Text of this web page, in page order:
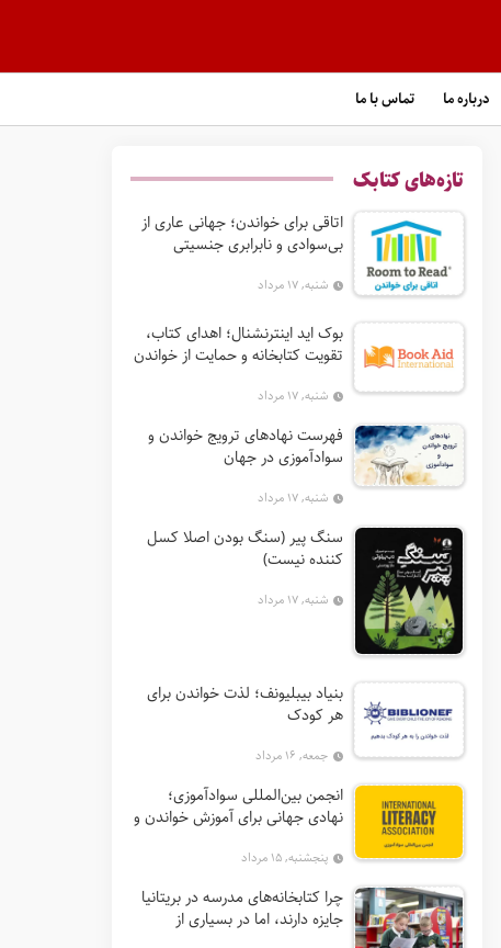
درباره ما تماس با ما
تازه‌های کتابک
اتاقی برای خواندن؛ جهانی عاری از
بی‌سوادی و نابرابری جنسیتی
شنبه, ۱۷ مرداد
بوک‌ اید اینترنشنال؛ اهدای کتاب،
تقویت کتابخانه و حمایت از خواندن
شنبه, ۱۷ مرداد
فهرست نهادهای ترویج خواندن و
سوادآموزی در جهان
شنبه, ۱۷ مرداد
سنگ پیر (سنگ بودن اصلا کسل
کننده نیست)
شنبه, ۱۷ مرداد
بنیاد بیبلیونف؛ لذت خواندن برای
هر کودک
جمعه, ۱۶ مرداد
انجمن بین‌المللی سوادآموزی؛
نهادی جهانی برای آموزش خواندن و
پنجشنبه, ۱۵ مرداد
چرا کتابخانه‌های مدرسه در بریتانیا
جایزه دارند، اما در بسیاری از